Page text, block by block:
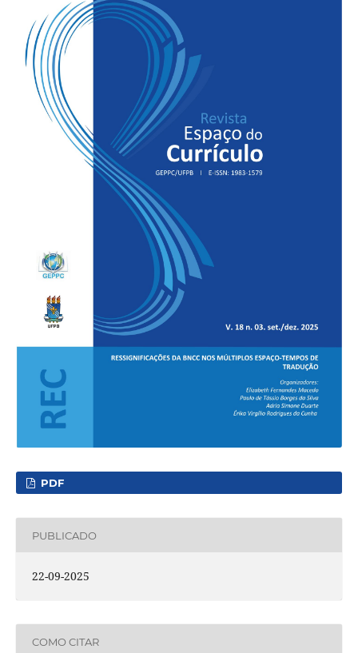
PDF
PUBLICADO
22-09-2025
COMO CITAR